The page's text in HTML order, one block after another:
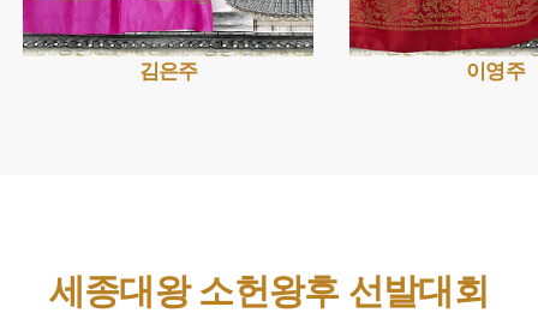
김은주 이영주
세종대왕 소헌왕후 선발대회